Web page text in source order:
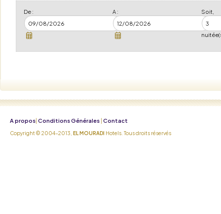
De : A : Soit,
A propos Conditions Générales Contact
Copyright © 2004-2013, EL MOURADI Hotels. Tous droits réservés